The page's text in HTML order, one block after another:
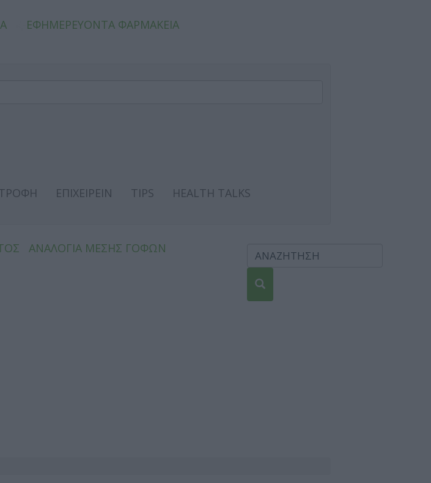
ΕΦΗΜΕΡΕΥΟΝΤΑ ΦΑΡΜΑΚΕΙΑ
ΕΠΙΧΕΙΡΕΙΝ TIPS
HEALTH TALKS
ΑΝΑΛΟΓΙΑ ΜΕΣΗΣ ΓΟΦΩΝ